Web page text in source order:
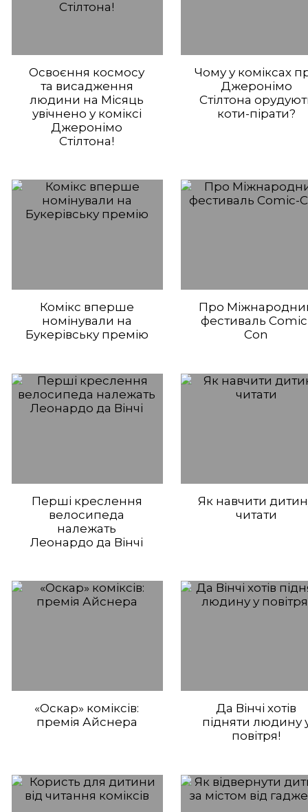
Освоєння космосу
та висадження
людини на Місяць
увічнено у коміксі
Джеронімо
Стілтона!
Чому у коміксах
Джеронімо
Стілтона
коти-пірати?
Комікс вперше
номінували на
Букерівську премію
Про
фестиваль
Con
Перші креслення
велосипеда
належать
Леонардо да Вінчі
Як навчити
читати
«Оскар» коміксів:
премія Айснера
Да Вінчі хотів
підняти людину
повітря!